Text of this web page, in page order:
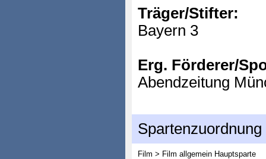
Träger/Stifter:
Bayern 3
Erg. Förderer/
Abendzeitung
Spartenzuordnung
Film > Film allgemein Hauptsparte